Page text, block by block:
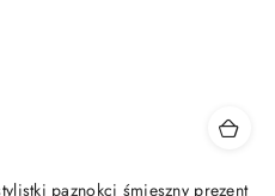
paznokci śmieszny prezent